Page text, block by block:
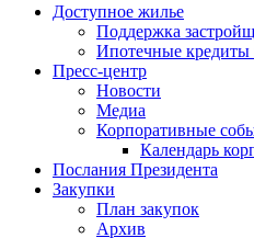
Доступное жилье
Поддержка
Ипотечные
Пресс-центр
Новости
Медиа
Корпоративные
Календарь
Послания Президента
Закупки
План закупок
Архив